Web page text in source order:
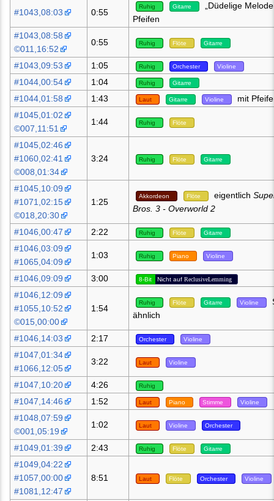
#1043,08:03 0:55
Ruhig Gitarre
„Düdelige
Pfeifen
#1043,08:58
©011,16:52
0:55 Ruhig Flöte Gitarre
#1043,09:53 1:05 Ruhig Orchester Violine
#1044,00:54 1:04 Ruhig Gitarre
#1044,01:58 1:43 Laut Gitarre Violine
mit
#1045,01:02
©007,11:51
1:44 Ruhig Flöte
#1045,02:46
#1060,02:41
©008,01:34
3:24 Ruhig Flöte Gitarre
#1045,10:09
#1071,02:15
©018,20:30
1:25
Akkordeon Flöte eigentlich
Bros. 3 - Overworld 2
#1046,00:47 2:22 Ruhig Flöte Gitarre
#1046,03:09
#1065,04:09
1:03 Ruhig Piano Violine
#1046,09:09 3:00 8-Bit Nicht auf ReclusiveLemming
#1046,12:09
#1055,10:52
©015,00:00
1:54
Ruhig Flöte Gitarre Violine
ähnlich
#1046,14:03 2:17 Orchester Violine
#1047,01:34
#1066,12:05
3:22 Laut Violine
#1047,10:20 4:26 Ruhig
#1047,14:46 1:52 Laut Piano Stimme Violine
#1048,07:59
©001,05:19
1:02 Laut Violine Orchester
#1049,01:39 2:43 Ruhig Flöte Gitarre
#1049,04:22
#1057,00:00
#1081,12:47
8:51 Laut Flöte Orchester Violine